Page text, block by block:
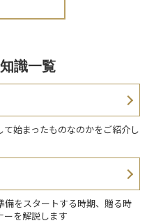
識一覧
始まったものなのかをご紹介し
備をスタートする時期、贈る時
ーを解説します